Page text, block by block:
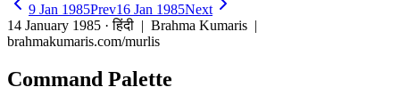
9 Jan 1985Prev16 Jan 1985Next
14 January 1985 · हिंदी | Brahma Kumaris |
brahmakumaris.com/murlis
Command Palette